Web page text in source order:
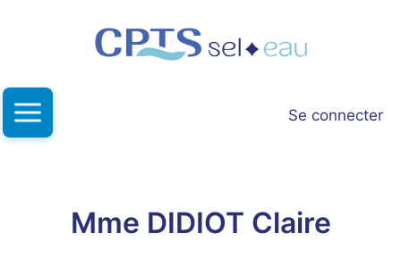
Se connecter
Mme DIDIOT Claire